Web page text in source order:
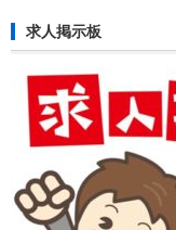
求人掲示板